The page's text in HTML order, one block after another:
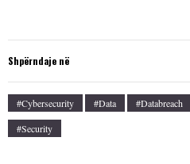
Shpërndaje në
#cybersecurity #data #databreach
#security